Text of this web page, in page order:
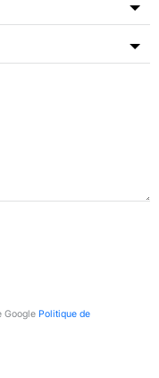
Google Politique de